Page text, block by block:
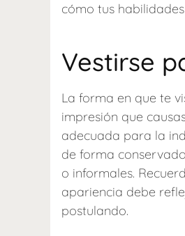
cómo tus
Vestirse
La forma en que te
impresión que
adecuada para la
de forma
o informales.
apariencia debe
postulando.